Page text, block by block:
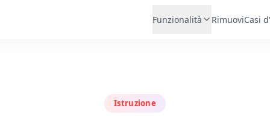
Funzionalità RimuoviCasi
Istruzione